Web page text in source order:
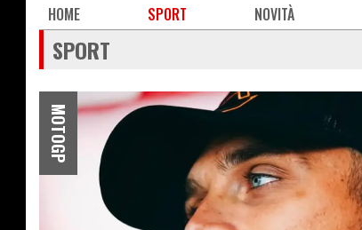
Main
navigation
HOME SPORT NOVITÀ
SPORT
MOTOGP